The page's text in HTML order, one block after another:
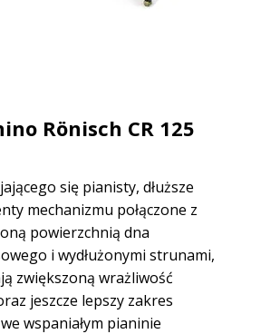
się pianisty, dłuższe
mechanizmu połączone z
powierzchnią dna
i wydłużonymi strunami,
zwiększoną wrażliwość
jeszcze lepszy zakres
wspaniałym pianinie
Rönisch CR 125